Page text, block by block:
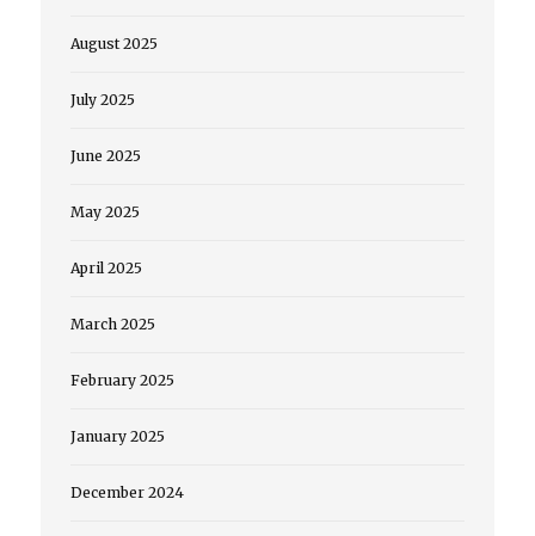
August 2025
July 2025
June 2025
May 2025
April 2025
March 2025
February 2025
January 2025
December 2024